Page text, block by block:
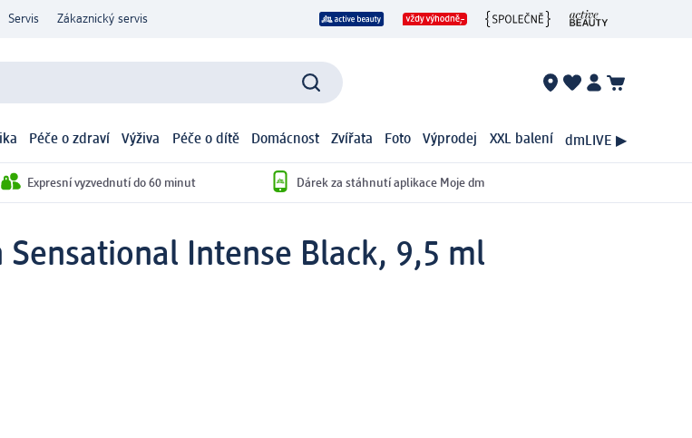
Servis Zákaznický servis
Péče o zdraví Výživa Péče o dítě Domácnost Zvířata Foto Výprodej XXL balení dmLIVE ▶
Expresní vyzvednutí do 60 minut Dárek za stáhnutí aplikace Moje dm
Sensational Intense Black, 9,5 ml